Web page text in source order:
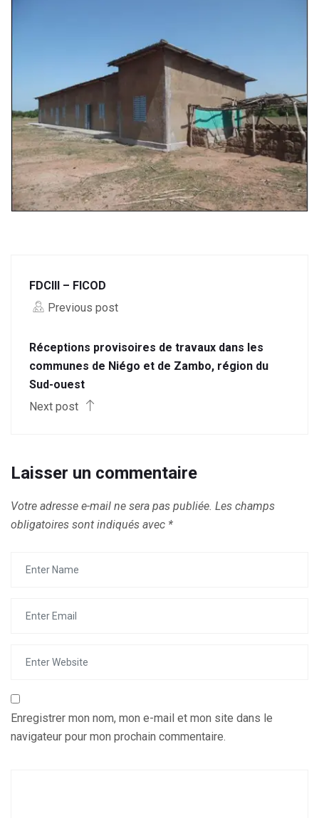
FDCIII – FICOD
Previous post
Réceptions provisoires de travaux dans les
communes de Niégo et de Zambo, région du
Sud-ouest
Next post
Laisser un commentaire
Votre adresse e-mail ne sera pas publiée. Les champs
obligatoires sont indiqués avec *
Enregistrer mon nom, mon e-mail et mon site dans le
navigateur pour mon prochain commentaire.